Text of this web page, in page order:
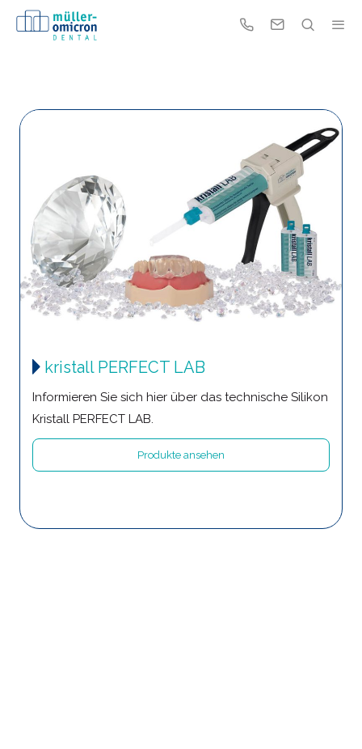
Home> Zahntechnische Produkte
kristall PERFECT LAB
Informieren Sie sich hier über das technische Silikon
Kristall PERFECT LAB.
Produkte ansehen